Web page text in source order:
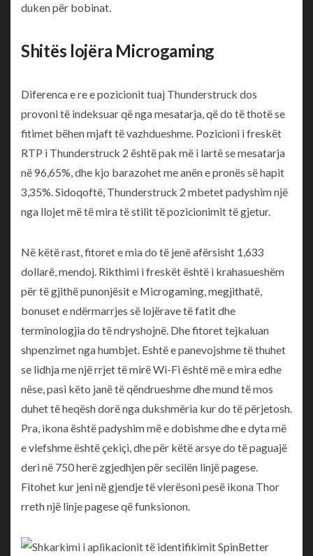
duken për bobinat.
Shitës lojëra Microgaming
Diferenca e re e pozicionit tuaj Thunderstruck dos
provoni të indeksuar që nga mesatarja, që do të thotë se
fitimet bëhen mjaft të vazhdueshme. Pozicioni i freskët
RTP i Thunderstruck 2 është pak më i lartë se mesatarja
në 96,65%, dhe kjo barazohet me anën e pronës së hapit
3,35%. Sidoqoftë, Thunderstruck 2 mbetet padyshim një
nga llojet më të mira të stilit të pozicionimit të gjetur.
Në këtë rast, fitoret e mia do të jenë afërsisht 1,633
dollarë, mendoj. Rikthimi i freskët është i krahasueshëm
për të gjithë punonjësit e Microgaming, megjithatë,
bonuset e ndërmarrjes së lojërave të fatit dhe
terminologjia do të ndryshojnë. Dhe fitoret tejkaluan
shpenzimet nga humbjet. Eshtë e panevojshme të thuhet
se lidhja me një rrjet të mirë Wi-Fi është më e mira edhe
nëse, pasi këto janë të qëndrueshme dhe mund të mos
duhet të heqësh dorë nga dukshmëria kur do të përjetosh.
Pra, ikona është padyshim më e dobishme dhe e dyta më
e vlefshme është çekiçi, dhe për këtë arsye do të paguajë
deri në 750 herë zgjedhjen për secilën linjë pagese.
Fitohet kur jeni në gjendje të vlerësoni pesë ikona Thor
rreth një linje pagese që funksionon.